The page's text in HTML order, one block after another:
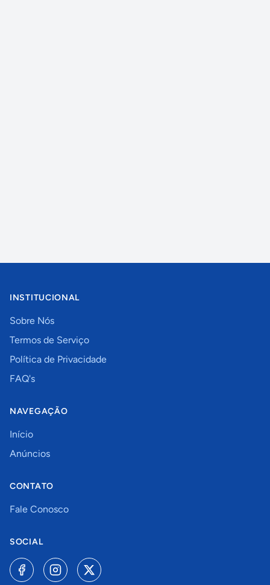
INSTITUCIONAL
Sobre Nós
Termos de Serviço
Política de Privacidade
FAQ's
NAVEGAÇÃO
Início
Anúncios
CONTATO
Fale Conosco
SOCIAL